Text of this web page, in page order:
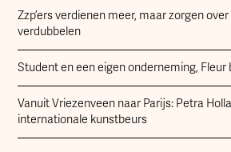
Zzp’ers verdienen meer, maar zorgen
verdubbelen
Student en een eigen onderneming,
Vanuit Vriezenveen naar Parijs: Petra
internationale kunstbeurs